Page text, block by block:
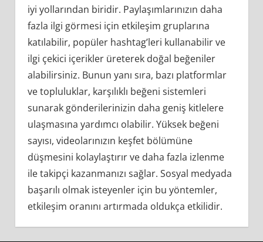
iyi yollarından biridir. Paylaşımlarınızın daha
fazla ilgi görmesi için etkileşim gruplarına
katılabilir, popüler hashtag’leri kullanabilir ve
ilgi çekici içerikler üreterek doğal beğeniler
alabilirsiniz. Bunun yanı sıra, bazı platformlar
ve topluluklar, karşılıklı beğeni sistemleri
sunarak gönderilerinizin daha geniş kitlelere
ulaşmasına yardımcı olabilir. Yüksek beğeni
sayısı, videolarınızın keşfet bölümüne
düşmesini kolaylaştırır ve daha fazla izlenme
ile takipçi kazanmanızı sağlar. Sosyal medyada
başarılı olmak isteyenler için bu yöntemler,
etkileşim oranını artırmada oldukça etkilidir.